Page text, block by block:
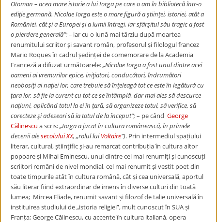
Otoman – acea mare istorie a lui Iorga pe care o am în bibliotecă într-o
ediţie germană. Nicolae Iorga este o mare figură a ştiinţei, istoriei, atât a
României, cât şi a Europei şi a lumii întregi, iar sfârşitul său tragic a fost
o pierdere generală”; – iar cu o lună mai târziu după moartea
renumitului scriitor și savant român, profesorul și filologul francez
Mario Roques în cadrul ședinței de comemorare de la Academia
Franceză a difuzat următoarele:„Nicolae Iorga a fost unul dintre acei
oameni ai vremurilor epice, iniţiatori, conducători, îndrumători
neobosiţi ai naţiei lor, care trebuie să înţeleagă tot ce este în legătură cu
ţara lor, să fie la curent cu tot ce se întâmplă, dar mai ales să descurce
naţiuni, aplicând totul la ei în ţară, să organizeze totul, să verifice, să
corecteze şi adeseori să ia totul de la început”;– pe când George
Călinescu a scris:„Iorga a jucat în cultura românească, în primele
decenii alesecolului XX, „rolul luiVoltaire”). Prin intermediul spațiului
literar, cultural, științific și-au remarcat contribuția în cultura altor
popoare și Mihai Eminescu, unul dintre cei mai renumiți și cunoscuți
scriitori români de nivel mondial,cel mai renumit și vestit poet din
toate timpurile atât în cultura română, cât și cea universală,aportul
său literar fiind extraordinar de imens în diverse culturi din toată
lumea; Mircea Eliade, renumit savant și filozof de talie universală în
instituirea studiului de „istoria religiei”, mult cunoscut în SUA și
Franța;George Călinescu, cu accente în cultura italiană, opera